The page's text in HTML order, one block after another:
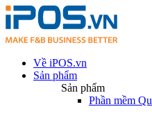
Về iPOS.vn
Sản phẩm
Sản phẩm
Phần mềm